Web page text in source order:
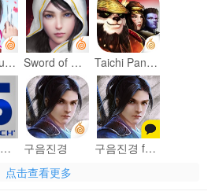
Age of Wushu Dynasty Sword of Shadows Taichi Panda: Heroes
Kingdom Warriors-Classic MMO 구음진경 구음진경 for Kakao
点击查看更多